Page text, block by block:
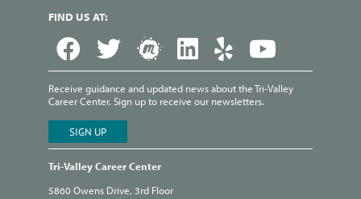
FIND US AT:
Receive guidance and updated news about the Tri-Valley
Career Center. Sign up to receive our newsletters.
Tri-Valley Career Center
5860 Owens Drive, 3rd Floor